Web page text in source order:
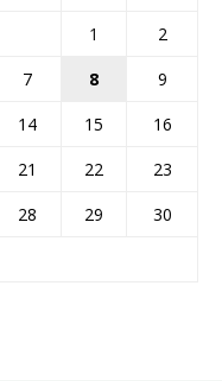
1
2
7 8
9
14 15
16
21 22
23
28 29
30